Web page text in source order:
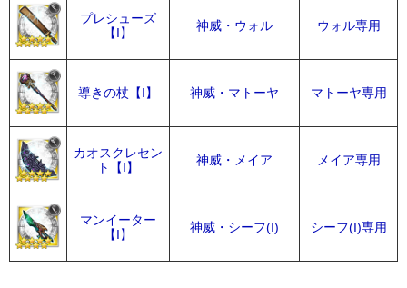
プレシューズ
【I】
神威・ウォル ウォル専用
導きの杖【I】 神威・マトーヤ マトーヤ専用
カオスクレセン
ト【I】
神威・メイア メイア専用
マンイーター
【I】
神威・シーフ(I) シーフ(I)専用